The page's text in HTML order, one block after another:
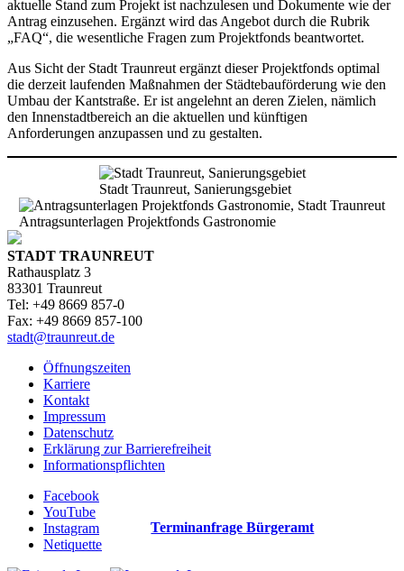
aktuelle Stand zum Projekt ist nachzulesen und Dokumente wie der
Antrag einzusehen. Ergänzt wird das Angebot durch die Rubrik
„FAQ“, die wesentliche Fragen zum Projektfonds beantwortet.
Aus Sicht der Stadt Traunreut ergänzt dieser Projektfonds optimal
die derzeit laufenden Maßnahmen der Städtebauförderung wie den
Umbau der Kantstraße. Er ist angelehnt an deren Zielen, nämlich
den Innenstadtbereich an die aktuellen und künftigen
Anforderungen anzupassen und zu gestalten.
Stadt Traunreut, Sanierungsgebiet
Antragsunterlagen Projektfonds Gastronomie
STADT TRAUNREUT
Rathausplatz 3
83301 Traunreut
Tel: +49 8669 857-0
Fax: +49 8669 857-100
stadt@traunreut.de
Öffnungszeiten
Karriere
Kontakt
Impressum
Datenschutz
Erklärung zur Barrierefreiheit
Informationspflichten
Facebook
YouTube
Instagram
Netiquette
Terminanfrage Bürgeramt